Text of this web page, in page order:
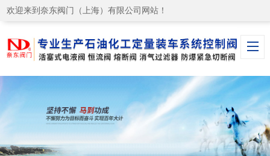
欢迎来到奈东阀门（上海）有限公司网站！